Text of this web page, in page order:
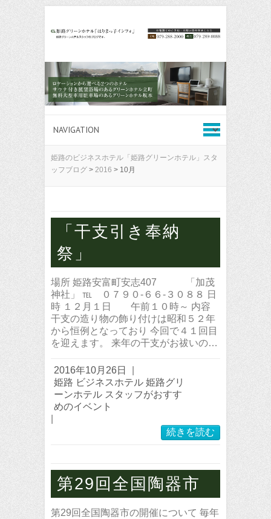
姫路のビジネスホテル「姫路グリーンホテル」スタ
ッフブログ > 2016 > 10月
「干支引き奉納
祭」
場所 姫路安富町安志407 「加茂
神社」 ℡ ０７９０-６６-３０８８ 日
時 １２月１日 午前１０時～ 内容
干支の造り物の飾り付けは昭和５２年
から恒例となっており 今回で４１回目
を迎えます。 来年の干支がお祓いの…
2016年10月26日
姫路 ビジネスホテル 姫路グリ
ーンホテル スタッフがおすす
めのイベント
続きを読む
第29回全国陶器市
第29回全国陶器市の開催について 毎年